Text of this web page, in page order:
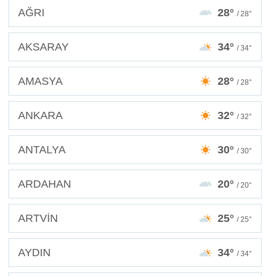
AĞRI 28° / 28°
AKSARAY 34° / 34°
AMASYA 28° / 28°
ANKARA 32° / 32°
ANTALYA 30° / 30°
ARDAHAN 20° / 20°
ARTVİN 25° / 25°
AYDIN 34° / 34°